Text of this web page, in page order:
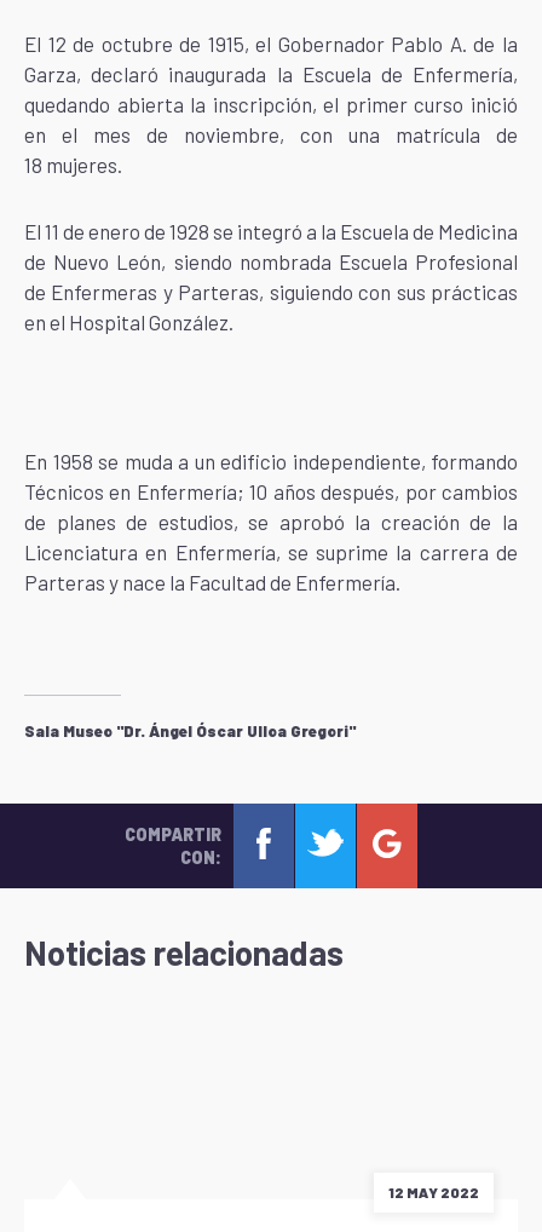
El 12 de octubre de 1915, el Gobernador Pablo A. de la
Garza, declaró inaugurada la Escuela de Enfermería,
quedando abierta la inscripción, el primer curso inició
en el mes de noviembre, con una matrícula de
18 mujeres.
El 11 de enero de 1928 se integró a la Escuela de Medicina
de Nuevo León, siendo nombrada Escuela Profesional
de Enfermeras y Parteras, siguiendo con sus prácticas
en el Hospital González.
En 1958 se muda a un edificio independiente, formando
Técnicos en Enfermería; 10 años después, por cambios
de planes de estudios, se aprobó la creación de la
Licenciatura en Enfermería, se suprime la carrera de
Parteras y nace la Facultad de Enfermería.
Sala Museo "Dr. Ángel Óscar Ulloa Gregori"
COMPARTIR
CON:
Noticias relacionadas
12 MAY 2022